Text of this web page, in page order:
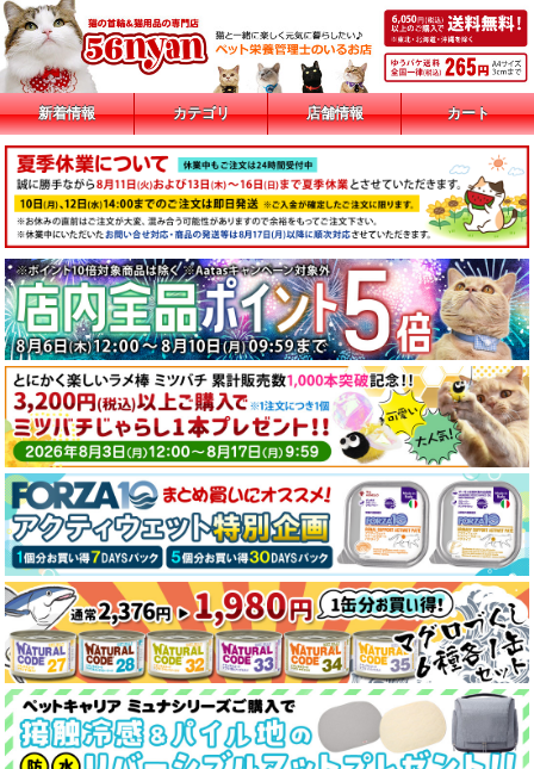
新着情報 カテゴリ 店舗情報 カート